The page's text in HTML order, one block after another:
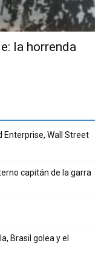
la horrenda
Enterprise, Wall Street
capitán de la garra
Brasil golea y el